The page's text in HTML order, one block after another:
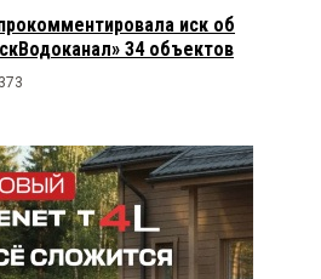
иск об
34 объектов